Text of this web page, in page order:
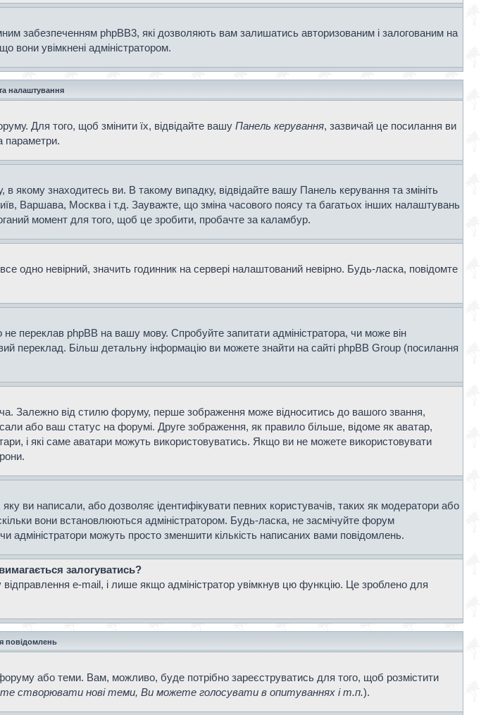
забезпеченням phpBB3, які дозволяють вам залишатись авторизованим і залогованим на
вони увімкнені адміністратором.
налаштування
Для того, щоб змінити їх, відвідайте вашу Панель керування, зазвичай це посилання ви
параметри.
якому знаходитесь ви. В такому випадку, відвідайте вашу Панель керування та змініть
Варшава, Москва і т.д. Зауважте, що зміна часового поясу та багатьох інших налаштувань
момент для того, щоб це зробити, пробачте за каламбур.
одно невірний, значить годинник на сервері налаштований невірно. Будь-ласка, повідомте
переклав phpBB на вашу мову. Спробуйте запитати адміністратора, чи може він
переклад. Більш детальну інформацію ви можете знайти на сайті phpBB Group (посилання
Залежно від стилю форуму, перше зображення може відноситись до вашого звання,
або ваш статус на форумі. Друге зображення, як правило більше, відоме як аватар,
і які саме аватари можуть використовуватись. Якщо ви не можете використовувати
ви написали, або дозволяє ідентифікувати певних користувачів, таких як модератори або
вони встановлюються адміністратором. Будь-ласка, не засмічуйте форум
адміністратори можуть просто зменшити кількість написаних вами повідомлень.
залогуватись?
e-mail, і лише якщо адміністратор увімкнув цю функцію. Це зроблено для
повідомлень
або теми. Вам, можливо, буде потрібно зареєструватись для того, щоб розмістити
створювати нові теми, Ви можете голосувати в опитуваннях і т.п.).